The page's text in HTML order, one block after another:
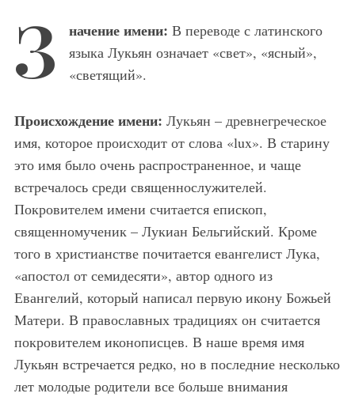
З начение имени: В переводе с латинского
языка Лукьян означает «свет», «ясный»,
«светящий».
Происхождение имени: Лукьян – древнегреческое
имя, которое происходит от слова «lux». В старину
это имя было очень распространенное, и чаще
встречалось среди священнослужителей.
Покровителем имени считается епископ,
священномученик – Лукиан Бельгийский. Кроме
того в христианстве почитается евангелист Лука,
«апостол от семидесяти», автор одного из
Евангелий, который написал первую икону Божьей
Матери. В православных традициях он считается
покровителем иконописцев. В наше время имя
Лукьян встречается редко, но в последние несколько
лет молодые родители все больше внимания